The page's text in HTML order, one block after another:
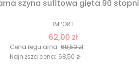
szyna sufitowa gięta 90 stopni
IMPORT
62,00 zł
Cena regularna: 68,50 zł
Najniższa cena: 68,50 zł